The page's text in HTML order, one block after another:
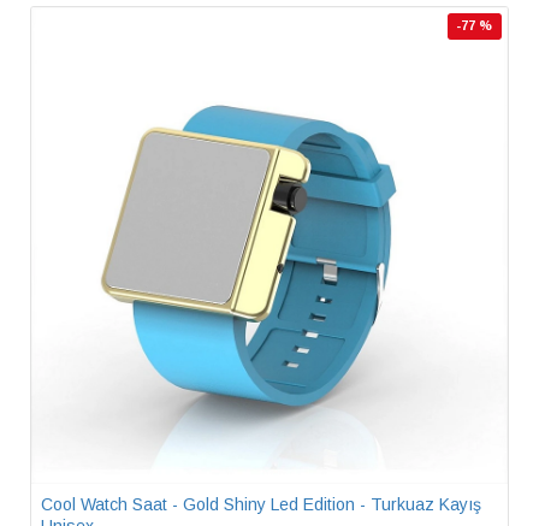
-77 %
Cool Watch Saat - Gold Shiny Led Edition - Turkuaz Kayış